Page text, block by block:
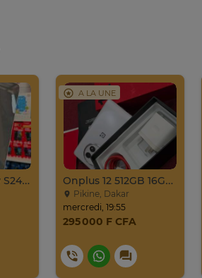
Samsung Galaxy S24 Venant 128go Ram 8go 5g
A LA UNE
Onplus 12 512GB 16GB Ram 2sim
Pikine, Dakar
mercredi, 19:55
295 000 F CFA